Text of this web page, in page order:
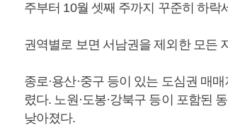
주부터 10월 셋째 주까지 꾸준히 하락
권역별로 보면 서남권을 제외한 모든
종로·용산·중구 등이 있는 도심권 매
렸다. 노원·도봉·강북구 등이 포함된
낮아졌다.